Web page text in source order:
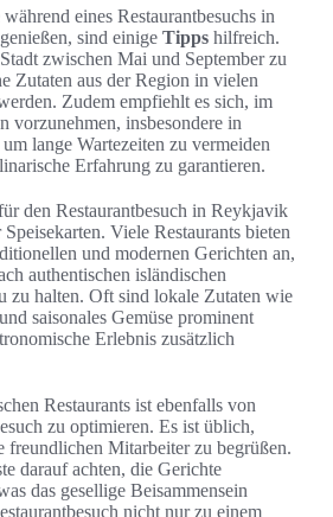
während eines Restaurantbesuchs in
sind einige Tipps hilfreich.
zwischen Mai und September zu
Zutaten aus der Region in vielen
Zudem empfiehlt es sich, im
vorzunehmen, insbesondere in
lange Wartezeiten zu vermeiden
Erfahrung zu garantieren.
den Restaurantbesuch in Reykjavik
Viele Restaurants bieten
und modernen Gerichten an,
authentischen isländischen
zu halten. Oft sind lokale Zutaten wie
saisonales Gemüse prominent
Erlebnis zusätzlich
Restaurants ist ebenfalls von
zu optimieren. Es ist üblich,
freundlichen Mitarbeiter zu begrüßen.
darauf achten, die Gerichte
das gesellige Beisammensein
nicht nur zu einem